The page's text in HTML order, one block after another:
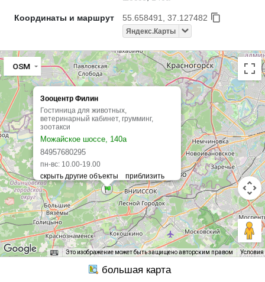
Координаты и маршрут 55.658491, 37.127482
Яндекс.Карты
Зооцентр Филин
Гостиница для животных,
ветеринарный кабинет, грумминг,
зоотакси
Можайское шоссе, 140а
84957680295
пн-вс: 10.00-19.00
OSM
Это изображение может быть защищено авторским правом Условия